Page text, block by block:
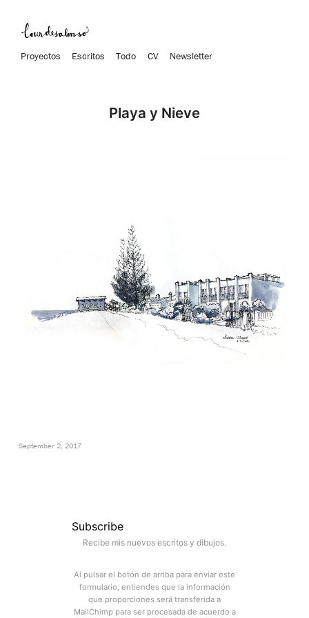
Proyectos Escritos Todo CV Newsletter
Playa y Nieve
September 2, 2017
Subscribe
Recibe mis nuevos escritos y dibujos.
Al pulsar el botón de arriba para enviar este
formulario, entiendes que la información
que proporciones será transferida a
MailChimp para ser procesada de acuerdo a